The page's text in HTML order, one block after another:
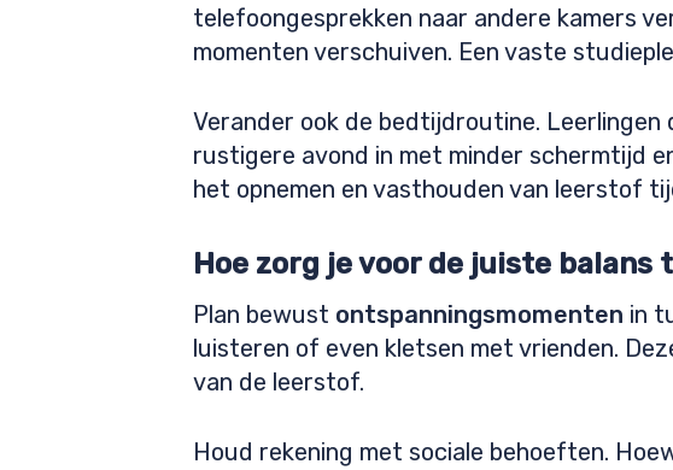
telefoongesprekken naar andere kamers
momenten verschuiven. Een vaste
Verander ook de bedtijdroutine. Leerlingen
rustigere avond in met minder schermtijd
het opnemen en vasthouden van leerstof
Hoe zorg je voor de juiste
Plan bewust ontspanningsmomenten in
luisteren of even kletsen met vrienden.
van de leerstof.
Houd rekening met sociale behoeften.